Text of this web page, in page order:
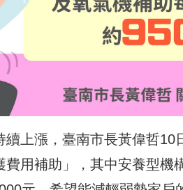
續上漲，臺南市長黃偉哲10
費用補助」，其中安養型機